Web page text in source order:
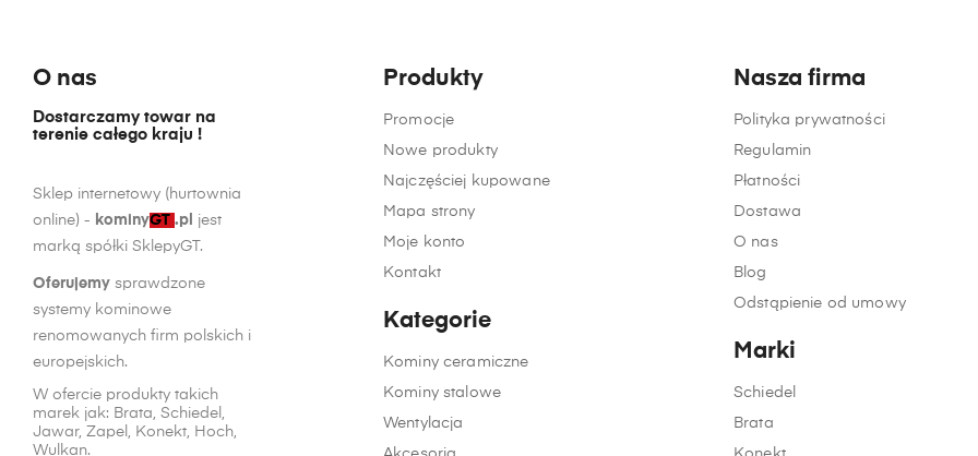
O nas
Dostarczamy towar na
terenie całego kraju !
Sklep internetowy (hurtownia
online) - kominyGT .pl
jest
marką spółki SklepyGT.
Oferujemy sprawdzone
systemy kominowe
renomowanych firm polskich i
europejskich.
W ofercie produkty takich
marek jak: Brata, Schiedel,
Jawar, Zapel, Konekt, Hoch,
Wulkan.
Produkty
Promocje
Nowe produkty
Najczęściej kupowane
Mapa strony
Moje konto
Kontakt
Kategorie
Kominy ceramiczne
Kominy stalowe
Wentylacja
Nasza firma
Polityka prywatności
Regulamin
Płatności
Dostawa
O nas
Blog
Odstąpienie od umowy
Marki
Schiedel
Brata